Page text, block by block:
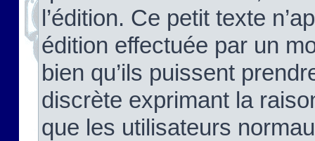
l’édition. Ce petit texte
édition effectuée par un
bien qu’ils puissent
discrète exprimant la
que les utilisateurs